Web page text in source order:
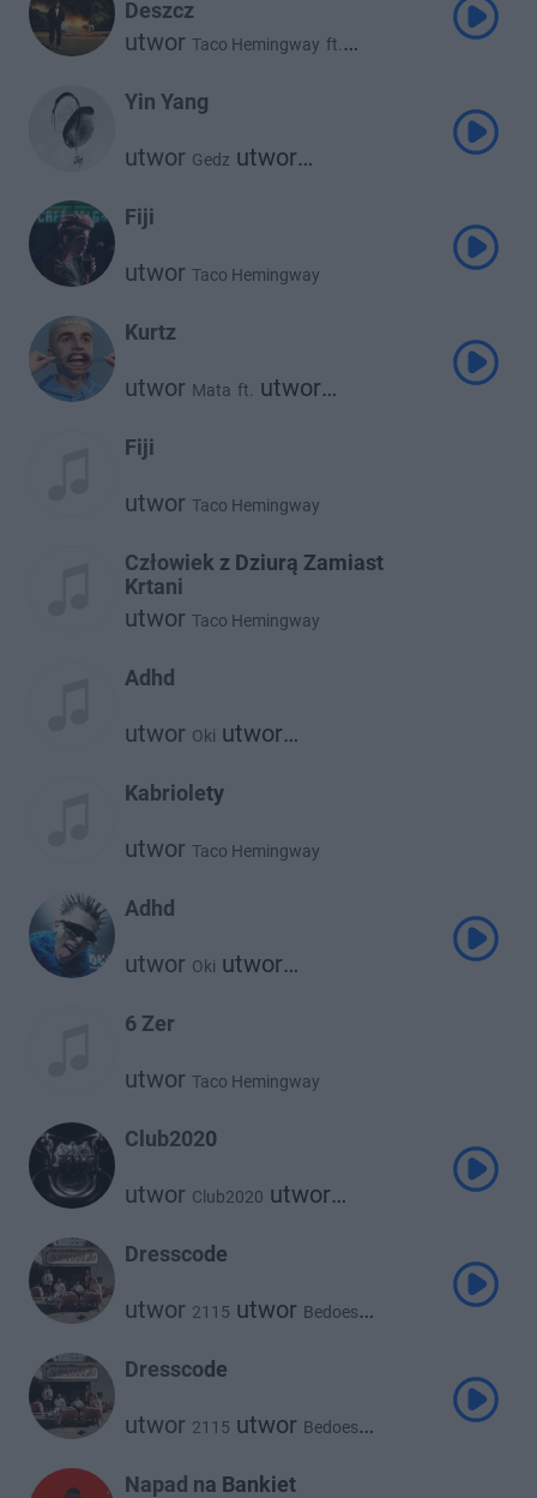
Deszcz
utwor Taco Hemingway ft.
Yin Yang
utwor Gedz utwor
Fiji
utwor Taco Hemingway
Kurtz
utwor Mata ft. utwor
Fiji
utwor Taco Hemingway
Człowiek z Dziurą Zamiast
Krtani
utwor Taco Hemingway
Adhd
utwor Oki utwor
Kabriolety
utwor Taco Hemingway
Adhd
utwor Oki utwor
6 Zer
utwor Taco Hemingway
Club2020
utwor Club2020 utwor
utwor Otsochodzi
utwor
Dresscode
utwor 2115 utwor Bedoes
White 2115
Dresscode
utwor 2115 utwor Bedoes
White 2115
Napad na Bankiet